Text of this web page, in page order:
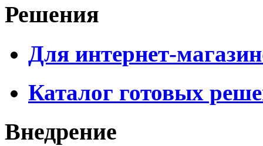
Решения
Для интернет-
Каталог готовых
Внедрение